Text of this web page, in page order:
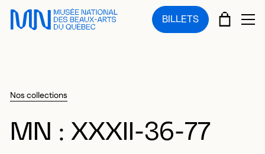
Sauter au menu principal
Sauter au contenu principal
Sauter au pied de page
BILLETS PANIER
Nos collections
MN : XXXII-36-77